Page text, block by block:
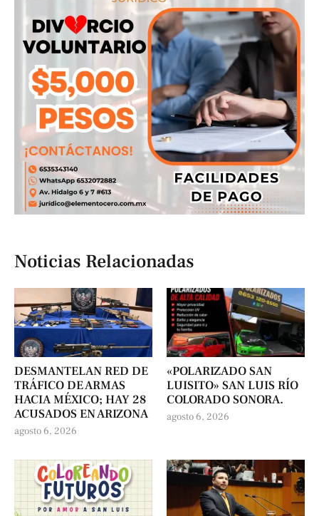
Noticias Relacionadas
DESMANTELAN RED DE
TRÁFICO DE ARMAS
HACIA MÉXICO; HAY 28
ACUSADOS EN ARIZONA
agosto 6, 2026
«POLARIZADO SAN
LUISITO» SAN LUIS RÍO
COLORADO SONORA.
agosto 6, 2026